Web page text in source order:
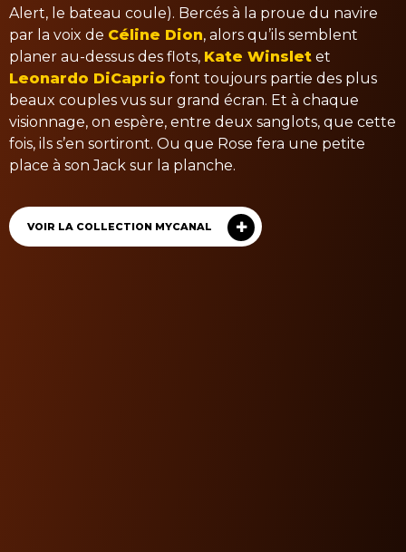
Alert, le bateau coule). Bercés à la proue du navire
par la voix de Céline Dion, alors qu’ils semblent
planer au-dessus des flots, Kate Winslet et
Leonardo DiCaprio font toujours partie des plus
beaux couples vus sur grand écran. Et à chaque
visionnage, on espère, entre deux sanglots, que cette
fois, ils s’en sortiront. Ou que Rose fera une petite
place à son Jack sur la planche.
VOIR LA COLLECTION MYCANAL